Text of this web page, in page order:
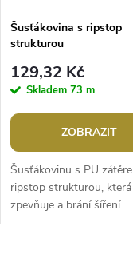
Šusťákovina s ripstop
strukturou
129,32 Kč
Skladem 73 m
ZOBRAZIT
Šusťákovinu s PU
ripstop strukturou,
zpevňuje a brání šíření
případných trhlin,